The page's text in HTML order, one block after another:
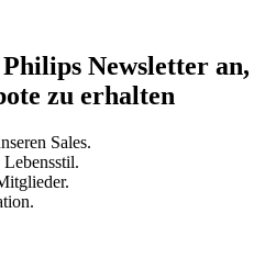
Newsletter an,
zu erhalten
Sales.